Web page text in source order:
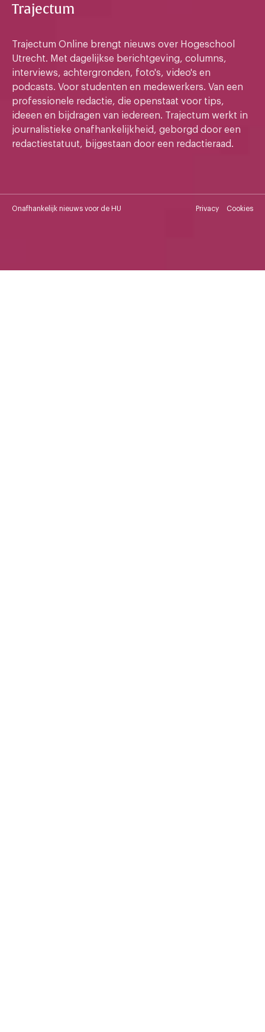
Trajectum
Trajectum Online brengt nieuws over Hogeschool
Utrecht. Met dagelijkse berichtgeving, columns,
interviews, achtergronden, foto's, video's en
podcasts. Voor studenten en medewerkers. Van een
professionele redactie, die openstaat voor tips,
ideeen en bijdragen van iedereen. Trajectum werkt in
journalistieke onafhankelijkheid, geborgd door een
redactiestatuut, bijgestaan door een redactieraad.
Onafhankelijk nieuws voor de HU Privacy Cookies